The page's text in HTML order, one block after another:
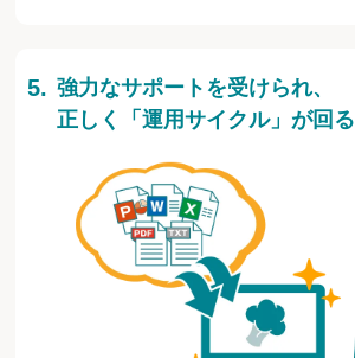
強力なサポートを受けられ、
正しく「運用サイクル」が回る